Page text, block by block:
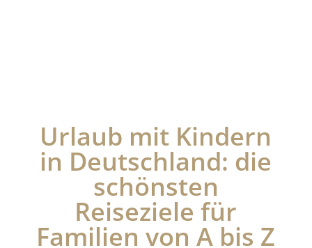
Urlaub mit Kindern
in Deutschland: die
schönsten
Reiseziele für
Familien von A bis Z